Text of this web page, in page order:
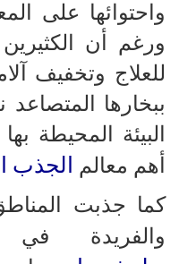
واحتوائها على
ورغم أن
للعلاج وتخفيف
ببخارها
البيئة المحيطة
أهم معالم
الجذب
كما جذبت المناطق
والفريدة